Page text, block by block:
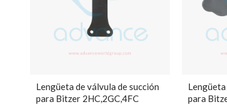
Lengüeta de válvula de succión
para Bitzer 2HC,2GC,4FC
para